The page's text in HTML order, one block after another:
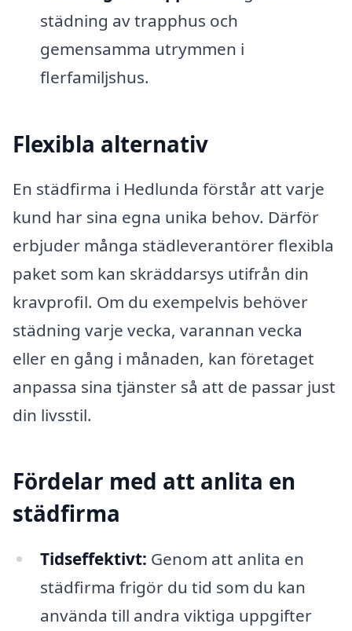
städning av trapphus och
gemensamma utrymmen i
flerfamiljshus.
Flexibla alternativ
En städfirma i Hedlunda förstår att varje
kund har sina egna unika behov. Därför
erbjuder många städleverantörer flexibla
paket som kan skräddarsys utifrån din
kravprofil. Om du exempelvis behöver
städning varje vecka, varannan vecka
eller en gång i månaden, kan företaget
anpassa sina tjänster så att de passar just
din livsstil.
Fördelar med att anlita en
städfirma
Tidseffektivt: Genom att anlita en
städfirma frigör du tid som du kan
använda till andra viktiga uppgifter